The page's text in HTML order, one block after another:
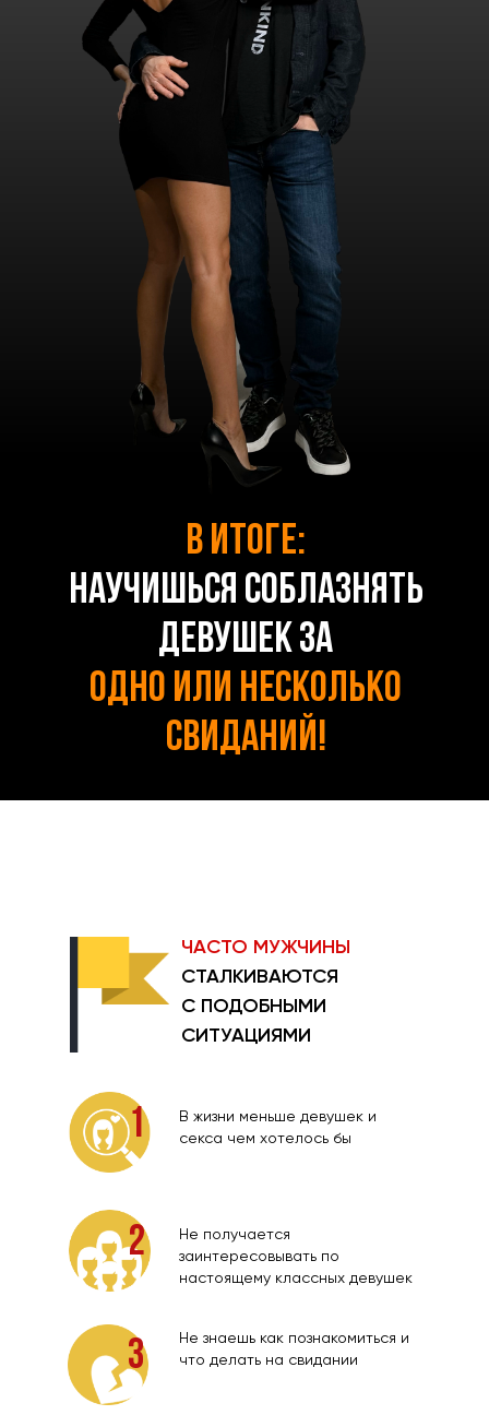
В ИТОГЕ:
НАУЧИШЬСЯ СОБЛАЗНЯТЬ
ДЕВУШЕК ЗА
ОДНО ИЛИ НЕСКОЛЬКО
СВИДАНИЙ!
ЧАСТО МУЖЧИНЫ
СТАЛКИВАЮТСЯ
С ПОДОБНЫМИ
СИТУАЦИЯМИ
В жизни меньше девушек и
секса чем хотелось бы
Не получается
заинтересовывать по
настоящему классных девушек
Не знаешь как познакомиться и
что делать на свидании
1
2
3